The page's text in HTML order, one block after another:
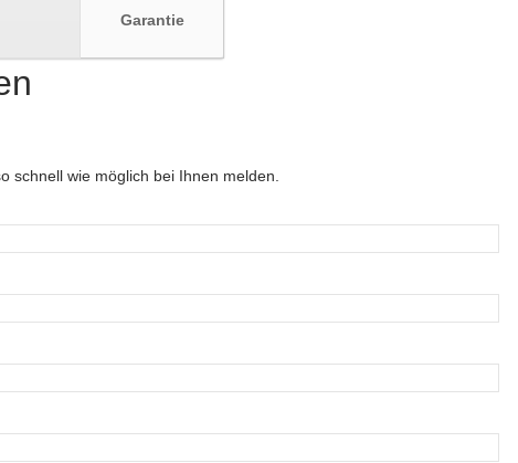
Garantie
schnell wie möglich bei Ihnen melden.